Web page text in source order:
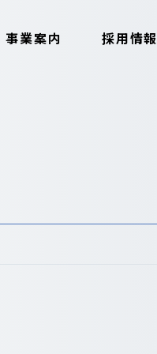
事業案内 採用情報